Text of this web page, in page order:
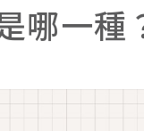
哪一種